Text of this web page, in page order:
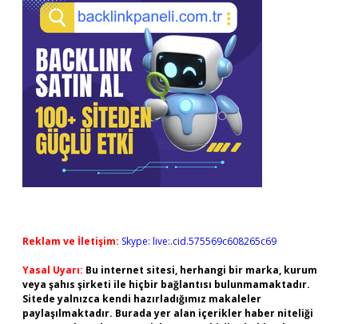
Reklam ve İletişim: Skype: live:.cid.575569c608265c69
Yasal Uyarı: Bu internet sitesi, herhangi bir marka, kurum
veya şahıs şirketi ile hiçbir bağlantısı bulunmamaktadır.
Sitede yalnızca kendi hazırladığımız makaleler
paylaşılmaktadır. Burada yer alan içerikler haber niteliği